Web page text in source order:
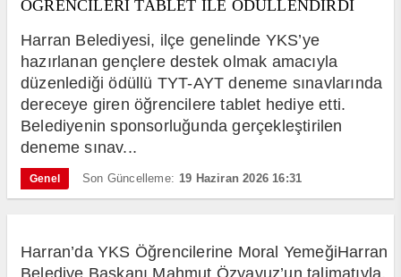
ÖĞRENCİLERİ TABLET İLE ÖDÜLLENDİRDİ
Harran Belediyesi, ilçe genelinde YKS’ye
hazırlanan gençlere destek olmak amacıyla
düzenlediği ödüllü TYT-AYT deneme sınavlarında
dereceye giren öğrencilere tablet hediye etti.
Belediyenin sponsorluğunda gerçekleştirilen
deneme sınav...
Genel Son Güncelleme: 19 Haziran 2026 16:31
Harran’da YKS Öğrencilerine Moral YemeğiHarran
Belediye Başkanı Mahmut Özyavuz’un talimatıyla,